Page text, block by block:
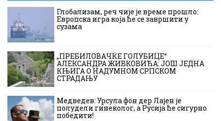
Глобализам, реч чије је време прошло:
Европска игра која ће се завршити у
сузама
„ПРЕБИЛОВАЧКЕ ГОЛУБИЦЕ“
АЛЕКСАНДРА ЖИВКОВИЋА: ЈОШ ЈЕДНА
КЊИГА О НАДУМНОМ СРПСКОМ
СТРАДАЊУ
Медведев: Урсула фон дер Лајен је
полудели гинеколог, а Русија ће сигурно
победити!